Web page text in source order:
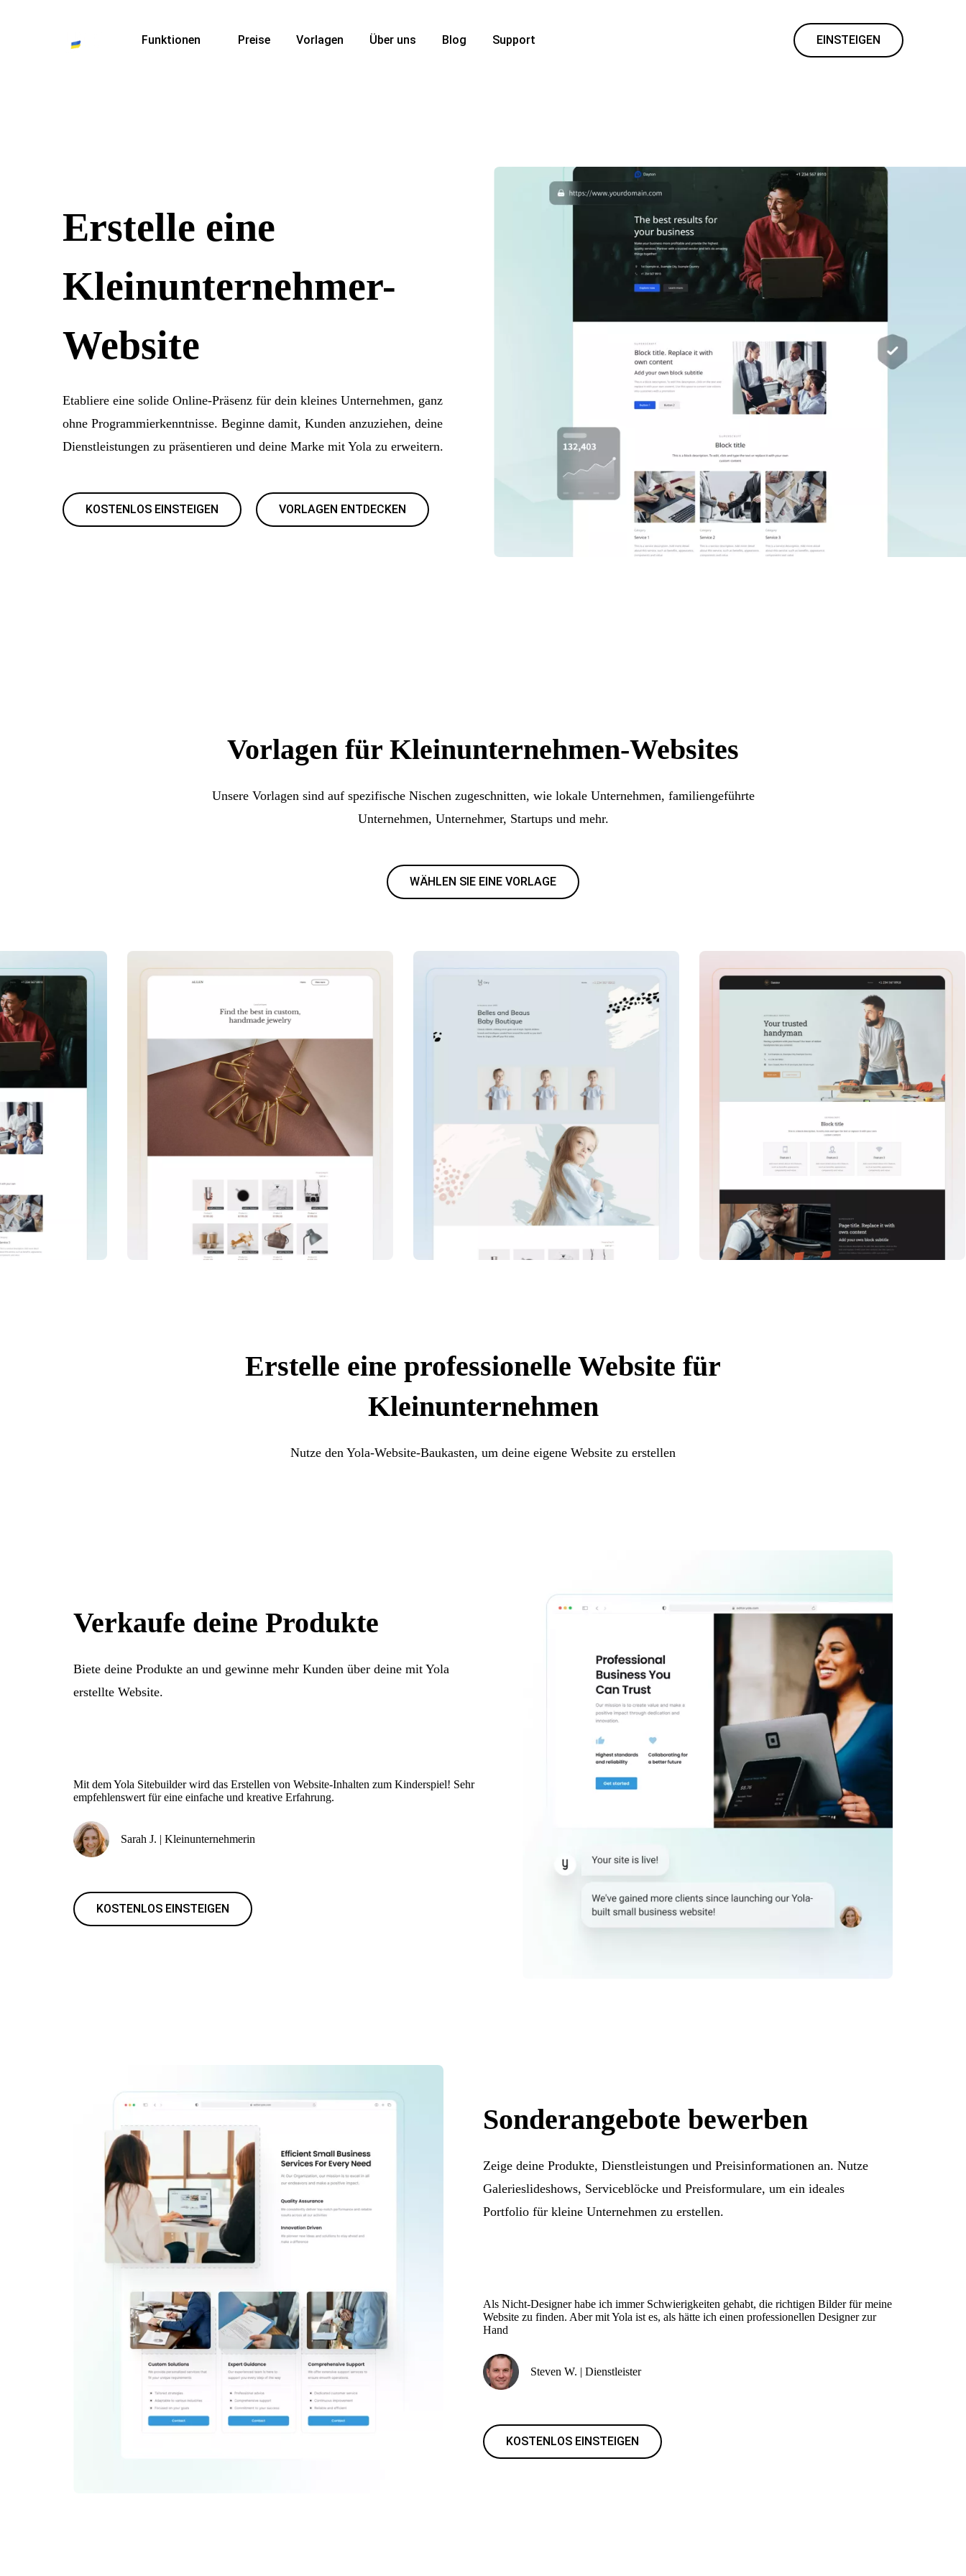
Funktionen Preise Vorlagen Über uns Blog Support EINSTEIGEN
Erstelle eine
Kleinunternehmer-
Website
Etabliere eine solide Online-Präsenz für dein kleines Unternehmen, ganz
ohne Programmierkenntnisse. Beginne damit, Kunden anzuziehen, deine
Dienstleistungen zu präsentieren und deine Marke mit Yola zu erweitern.
KOSTENLOS EINSTEIGEN VORLAGEN ENTDECKEN
Vorlagen für Kleinunternehmen-Websites
Unsere Vorlagen sind auf spezifische Nischen zugeschnitten, wie lokale Unternehmen, familiengeführte
Unternehmen, Unternehmer, Startups und mehr.
WÄHLEN SIE EINE VORLAGE
Erstelle eine professionelle Website für
Kleinunternehmen
Nutze den Yola-Website-Baukasten, um deine eigene Website zu erstellen
Verkaufe deine Produkte
Biete deine Produkte an und gewinne mehr Kunden über deine mit Yola
erstellte Website.
Mit dem Yola Sitebuilder wird das Erstellen von Website-Inhalten zum Kinderspiel! Sehr
empfehlenswert für eine einfache und kreative Erfahrung.
Sarah J. | Kleinunternehmerin
KOSTENLOS EINSTEIGEN
Sonderangebote bewerben
Zeige deine Produkte, Dienstleistungen und Preisinformationen an. Nutze
Galerieslideshows, Serviceblöcke und Preisformulare, um ein ideales
Portfolio für kleine Unternehmen zu erstellen.
Als Nicht-Designer habe ich immer Schwierigkeiten gehabt, die richtigen Bilder für meine
Website zu finden. Aber mit Yola ist es, als hätte ich einen professionellen Designer zur
Hand
Steven W. | Dienstleister
KOSTENLOS EINSTEIGEN